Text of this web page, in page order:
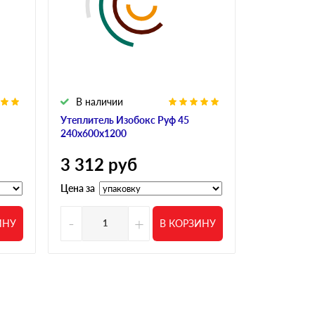
Утеплитель Изобокс Руф 45
240х600х1200
В наличии
3 312 руб
Цена за
- + В КОРЗИНУ